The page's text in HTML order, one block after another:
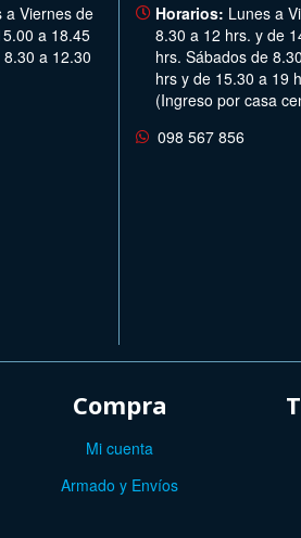
a Viernes de
a 18.45
a 12.30
Horarios: Lunes a
8.30 a 12 hrs. y de
hrs. Sábados de
hrs y de 15.30 a 19
(Ingreso por casa
098 567 856
Compra
Mi cuenta
Armado y Envíos